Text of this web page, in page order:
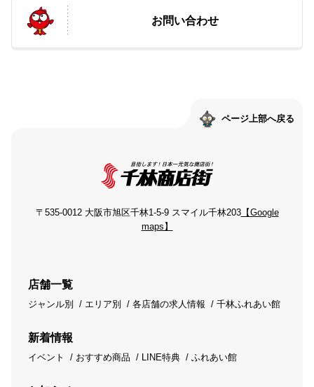
お問い合わせ
ページ上部へ戻る
〒535-0012 大阪市旭区千林1-5-9 スマイル千林203【Google
maps】
店舗一覧
ジャンル別 エリア別 各店舗の求人情報 千林ふれあい館
新着情報
イベント おすすめ商品 LINE特典 ふれあい館